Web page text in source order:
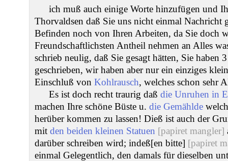
ich muß auch einige Worte hinzufügen und
Thorvaldsen daß Sie uns nicht einmal Nachricht
Befinden noch von Ihren Arbeiten, da Sie doch
Freundschaftlichsten Antheil nehmen an Alles
schrieb neulig, daß Sie gesagt hätten, Sie haben
geschrieben, wir haben aber nur ein einziges
Einschluß von Kohlrausch, welches schon sehr
Es ist doch recht traurig daß die Unruhen in
machen Ihre schöne Büste u. die Gemählde
herüber kommen zu lassen! Dieß ist auch der
mit den beiden kleinen Statuen [papiret mangler]
darüber schreiben wird; indeß[en bitte] [papiret
einmal Gelegentlich, den damals für dieselben